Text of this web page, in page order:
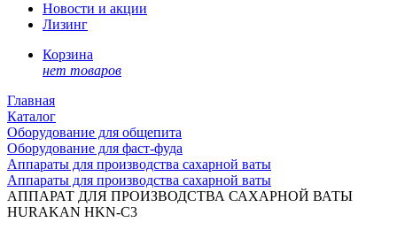
Новости и акции
Лизинг
Корзина
нет товаров
Главная
Каталог
Оборудование для общепита
Оборудование для фаст-фуда
Аппараты для производства сахарной ваты
Аппараты для производства сахарной ваты
АППАРАТ ДЛЯ ПРОИЗВОДСТВА САХАРНОЙ ВАТЫ
HURAKAN HKN-C3